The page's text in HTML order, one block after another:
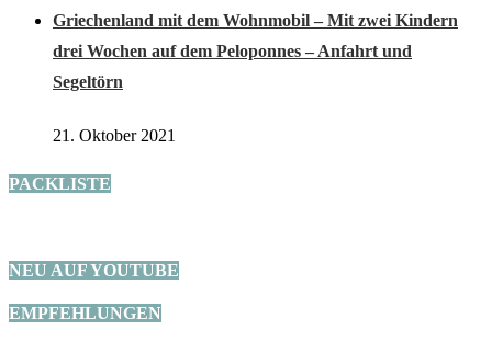
Griechenland mit dem Wohnmobil – Mit zwei Kindern
drei Wochen auf dem Peloponnes – Anfahrt und
Segeltörn
21. Oktober 2021
PACKLISTE
NEU AUF YOUTUBE
EMPFEHLUNGEN